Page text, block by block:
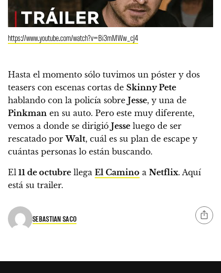
https://www.youtube.com/watch?v=Bi3mMWw_cJ4
Hasta el momento sólo tuvimos un póster y dos
teasers con escenas cortas de Skinny Pete
hablando con la policía sobre Jesse, y una de
Pinkman en su auto. Pero este muy diferente,
vemos a donde se dirigió Jesse luego de ser
rescatado porWalt, cuál es su plan de escape y
cuántas personas lo están buscando.
El 11 de octubre llega El Camino a Netflix. Aquí
está su trailer.
SEBASTIAN SACO